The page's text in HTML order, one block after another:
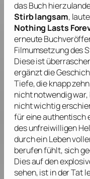
das Buch
Stirb langsam,
Nothing Lasts
erneute
Filmumsetzung des
Diese ist
ergänzt die
Tiefe, die knapp
nicht notwendig
nicht wichtig
für eine authentisch
des unfreiwilligen
durch ein Leben
berufen fühlt, sich
Dies auf den
sehen, ist in der Tat